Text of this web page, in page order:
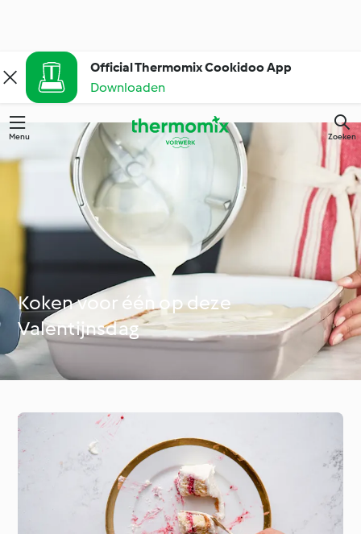
Official Thermomix Cookidoo App
Downloaden
Menu Zoeken
Koken voor één op deze
Valentijnsdag